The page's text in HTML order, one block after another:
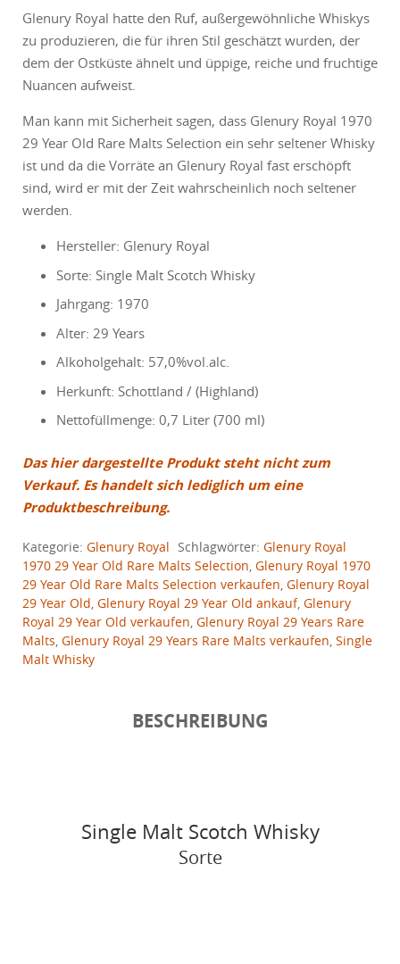
Glenury Royal hatte den Ruf, außergewöhnliche Whiskys
zu produzieren, die für ihren Stil geschätzt wurden, der
dem der Ostküste ähnelt und üppige, reiche und fruchtige
Nuancen aufweist.
Man kann mit Sicherheit sagen, dass Glenury Royal 1970
29 Year Old Rare Malts Selection ein sehr seltener Whisky
ist und da die Vorräte an Glenury Royal fast erschöpft
sind, wird er mit der Zeit wahrscheinlich noch seltener
werden.
Hersteller: Glenury Royal
Sorte: Single Malt Scotch Whisky
Jahrgang: 1970
Alter: 29 Years
Alkoholgehalt: 57,0%vol.alc.
Herkunft: Schottland / (Highland)
Nettofüllmenge: 0,7 Liter (700 ml)
Das hier dargestellte Produkt steht nicht zum
Verkauf. Es handelt sich lediglich um eine
Produktbeschreibung.
Kategorie: Glenury Royal Schlagwörter: Glenury Royal
1970 29 Year Old Rare Malts Selection, Glenury Royal 1970
29 Year Old Rare Malts Selection verkaufen, Glenury Royal
29 Year Old, Glenury Royal 29 Year Old ankauf, Glenury
Royal 29 Year Old verkaufen, Glenury Royal 29 Years Rare
Malts, Glenury Royal 29 Years Rare Malts verkaufen, Single
Malt Whisky
BESCHREIBUNG
Single Malt Scotch Whisky
Sorte